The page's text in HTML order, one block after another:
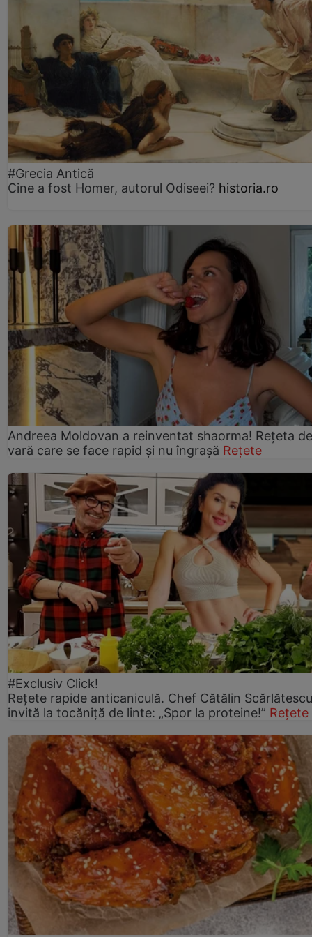
#Grecia Antică
Cine a fost Homer, autorul Odiseei? historia.ro
Andreea Moldovan a reinventat shaorma! Rețeta de
vară care se face rapid și nu îngrașă Rețete
#Exclusiv Click!
Rețete rapide anticaniculă. Chef Cătălin
invită la tocăniță de linte: „Spor la proteine!” Rețete